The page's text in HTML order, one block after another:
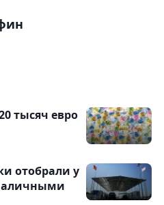
тысяч евро
отобрали у